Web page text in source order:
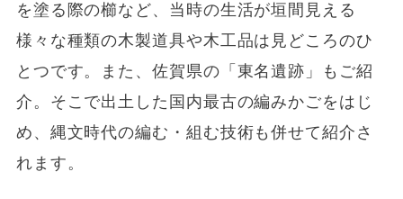
を塗る際の櫛など、当時の生活が垣間見える
様々な種類の木製道具や木工品は見どころのひ
とつです。また、佐賀県の「東名遺跡」もご紹
介。そこで出土した国内最古の編みかごをはじ
め、縄文時代の編む・組む技術も併せて紹介さ
れます。